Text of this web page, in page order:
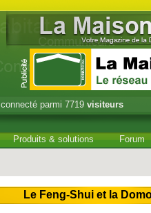
connecté parmi 7719 visiteurs
Produits & solutions Forum
Le Feng-Shui et la